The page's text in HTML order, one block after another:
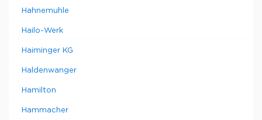
Hahnemuhle
Hailo-Werk
Haiminger KG
Haldenwanger
Hamilton
Hammacher